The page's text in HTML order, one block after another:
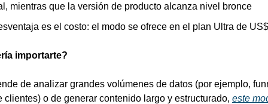
mientras que la versión de producto alcanza nivel bronce
es el costo: el modo se ofrece en el plan Ultra de
importarte?
de analizar grandes volúmenes de datos (por ejemplo,
clientes) o de generar contenido largo y estructurado, este